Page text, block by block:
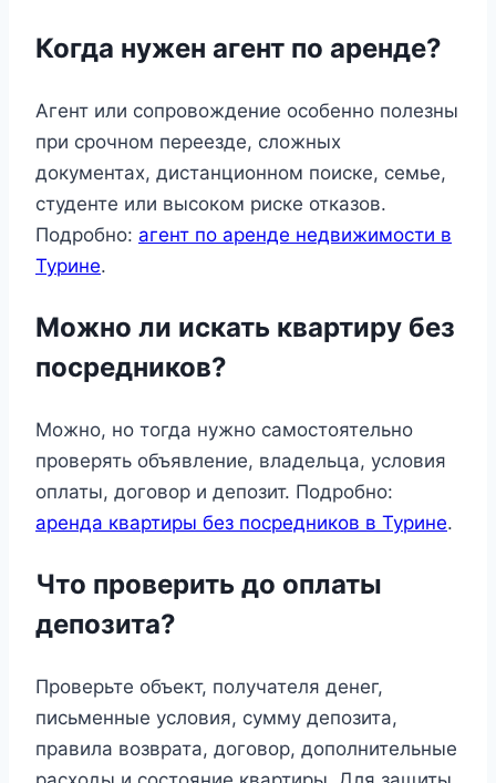
Когда нужен агент по аренде?
Агент или сопровождение особенно полезны
при срочном переезде, сложных
документах, дистанционном поиске, семье,
студенте или высоком риске отказов.
Подробно: агент по аренде недвижимости в
Турине.
Можно ли искать квартиру без
посредников?
Можно, но тогда нужно самостоятельно
проверять объявление, владельца, условия
оплаты, договор и депозит. Подробно:
аренда квартиры без посредников в Турине.
Что проверить до оплаты
депозита?
Проверьте объект, получателя денег,
письменные условия, сумму депозита,
правила возврата, договор, дополнительные